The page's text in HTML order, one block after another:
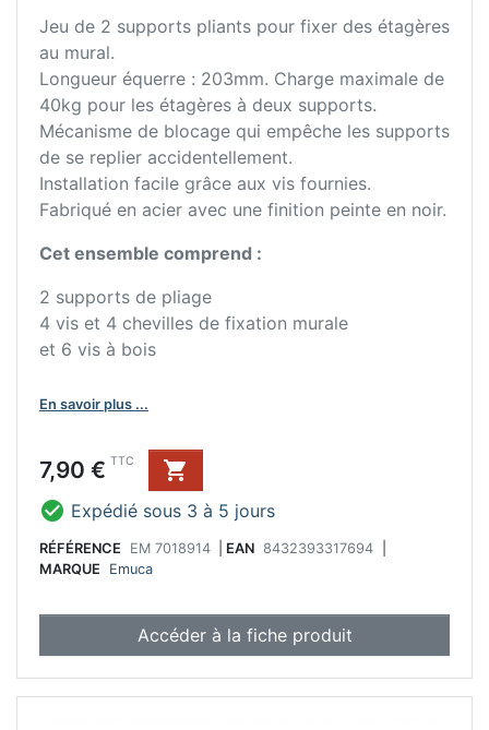
Jeu de 2 supports pliants pour fixer des étagères
au mural.
Longueur équerre : 203mm. Charge maximale de
40kg pour les étagères à deux supports.
Mécanisme de blocage qui empêche les supports
de se replier accidentellement.
Installation facile grâce aux vis fournies.
Fabriqué en acier avec une finition peinte en noir.
Cet ensemble comprend :
2 supports de pliage
4 vis et 4 chevilles de fixation murale
et 6 vis à bois
En savoir plus ...
Prix
7,90 € TTC

 Expédié sous 3 à 5 jours
RÉFÉRENCE EM 7018914 EAN 8432393317694
MARQUE
Emuca
Accéder à la fiche produit